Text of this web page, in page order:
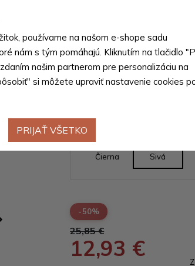
Sivý
batoh na
Čierna Sivá
-50%
25,85 €
12,93 €
používame na našom e-shope sadu
nám s tým pomáhajú. Kliknutím na tlačidlo
našim partnerom pre personalizáciu na
si môžete upraviť nastavenie cookies
PRIJAŤ VŠETKO